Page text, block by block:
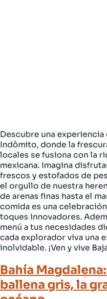
Descubre una
Indômito, donde la
locales se fusiona con la
mexicana. Imagina
frescos y estofados de
el orgullo de nuestra
de arenas finas hasta el
comida es una
toques innovadores.
menú a tus necesidades
cada explorador viva una
inolvidable. ¡Ven y vive
Bahía
ballena gris, la